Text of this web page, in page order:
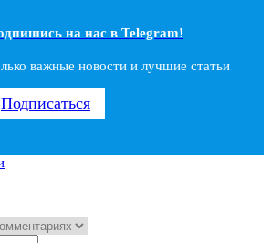
на наc в Telegram!
важные новости и лучшие статьи
Подписаться